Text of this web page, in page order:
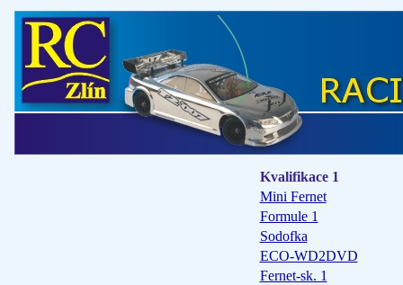
Kvalifikace 1
Mini Fernet
Formule 1
Sodofka
ECO-WD2DVD
Fernet-sk. 1